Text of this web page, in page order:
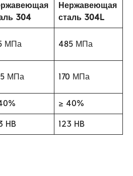
304
Нержавеющая
сталь 304L
МПа 485 МПа
МПа 170 МПа
≥ 40%
HB 123 HB